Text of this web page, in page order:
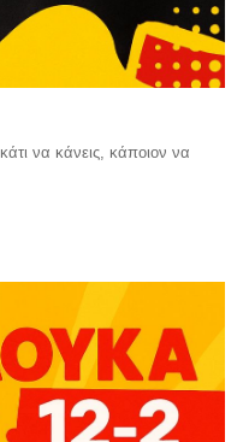
να κάνεις, κάποιον να